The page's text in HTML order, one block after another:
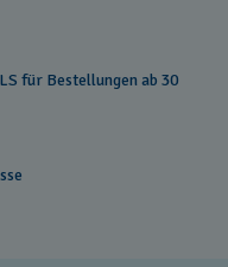
für Bestellungen ab 30